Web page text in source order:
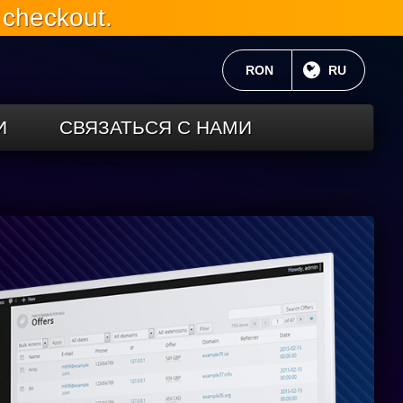
ТЕКУЩИЙ
RU
ТЕКУЩАЯ ВАЛЮТА:
RON
СВЯЗАТЬСЯ С НАМИ